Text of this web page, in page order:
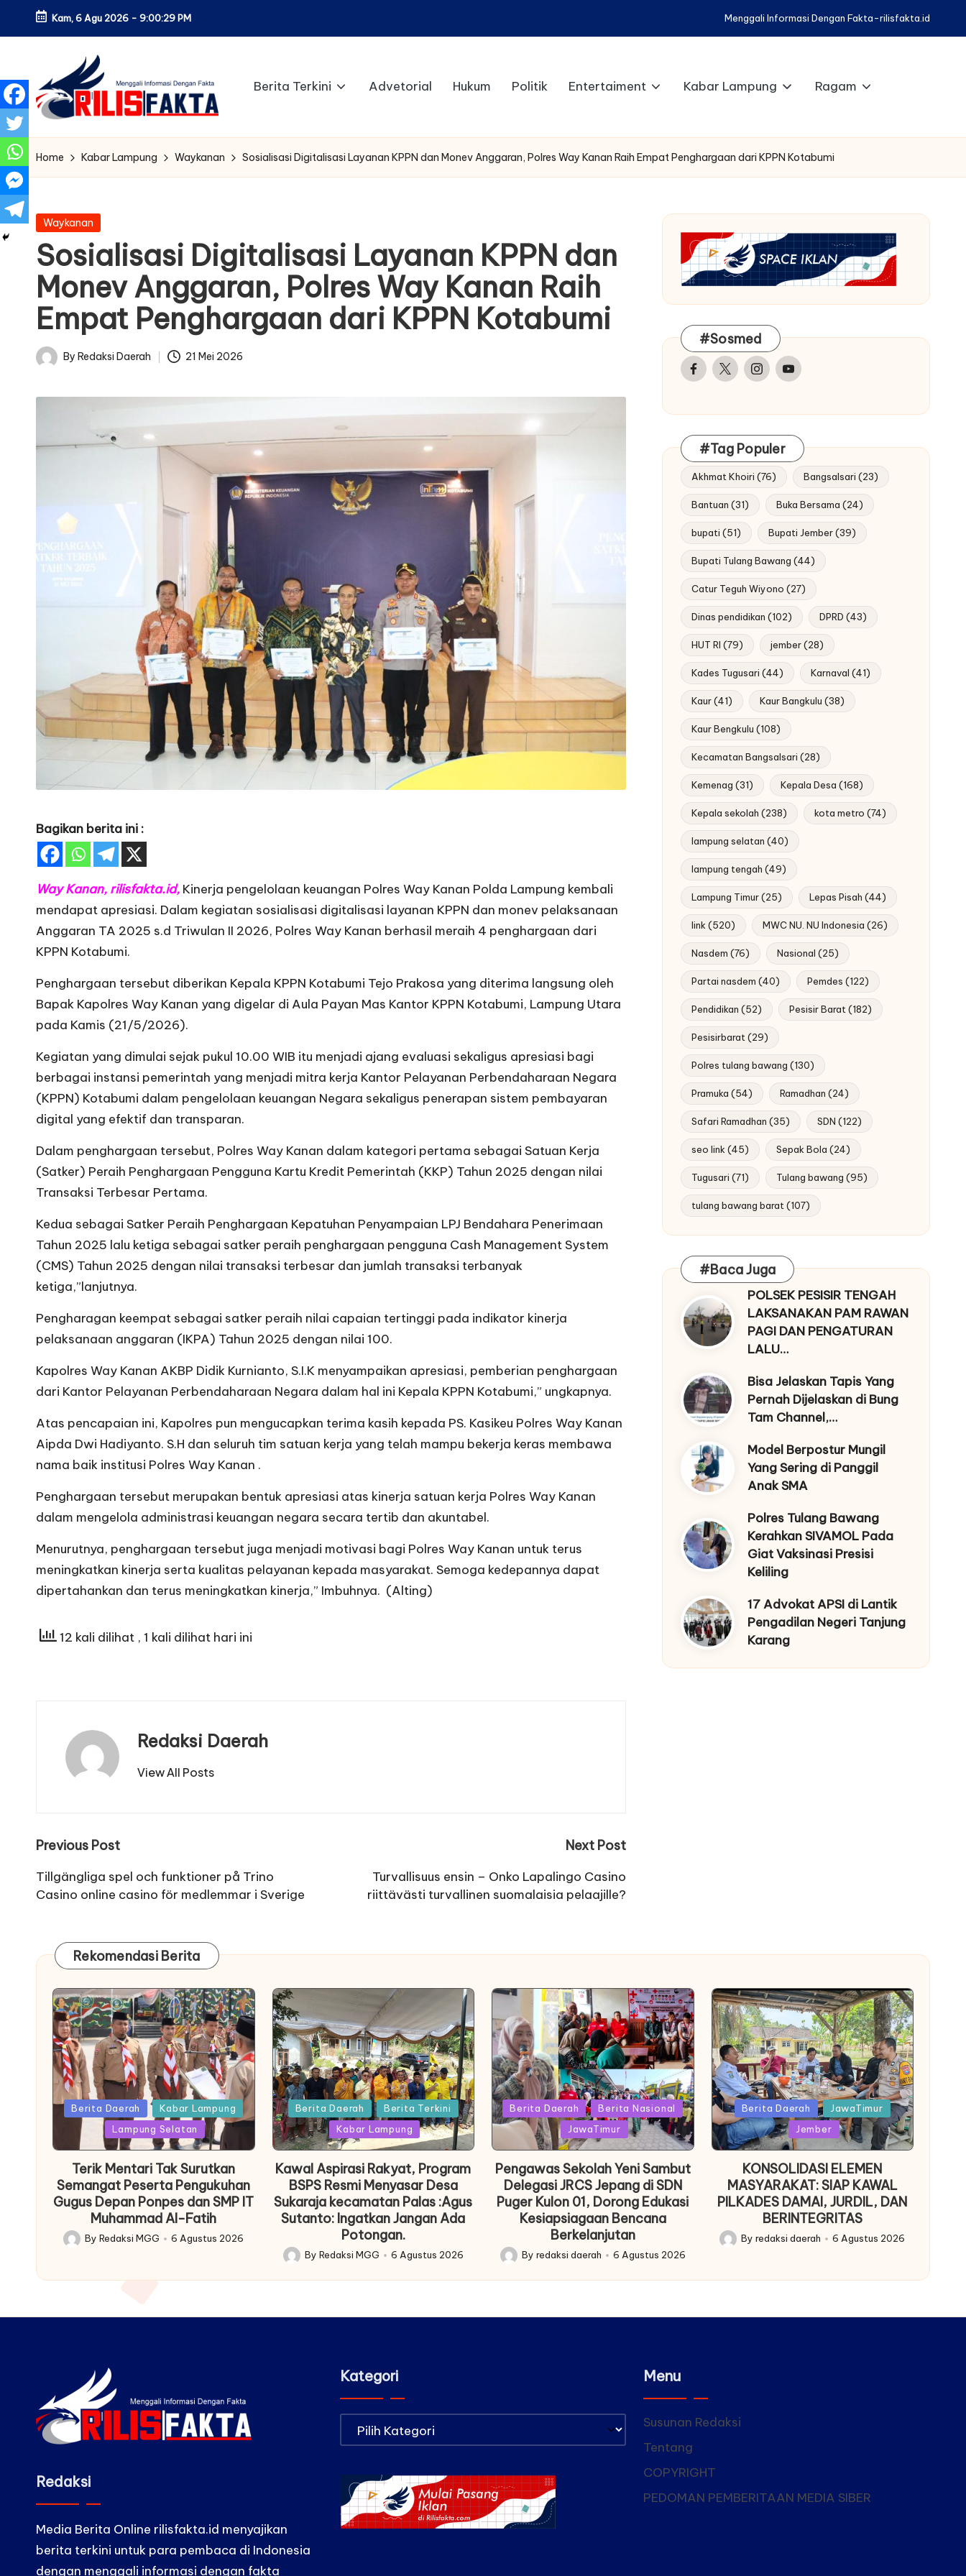
Skip
content
Kam, 6 Agu 2026 - 9:00:30 PM Menggali Informasi Dengan Fakta-rilisfakta.id
Berita Terkini Advetorial Hukum Politik Entertaiment Kabar Lampung Ragam
Home Kabar Lampung Waykanan Sosialisasi Digitalisasi Layanan KPPN dan Monev Anggaran, Polres Way Kanan Raih Empat Penghargaan dari KPPN Kotabumi
Posted
Waykanan
Sosialisasi Digitalisasi Layanan KPPN dan
Monev Anggaran, Polres Way Kanan Raih
Empat Penghargaan dari KPPN Kotabumi
Posted
By Redaksi Daerah 21 Mei 2026
Bagikan berita ini :
Way Kanan, rilisfakta.id, Kinerja pengelolaan keuangan Polres Way Kanan Polda Lampung kembali
mendapat apresiasi. Dalam kegiatan sosialisasi digitalisasi layanan KPPN dan monev pelaksanaan
Anggaran TA 2025 s.d Triwulan II 2026, Polres Way Kanan berhasil meraih 4 penghargaan dari
KPPN Kotabumi.
Penghargaan tersebut diberikan Kepala KPPN Kotabumi Tejo Prakosa yang diterima langsung oleh
Bapak Kapolres Way Kanan yang digelar di Aula Payan Mas Kantor KPPN Kotabumi, Lampung Utara
pada Kamis (21/5/2026).
Kegiatan yang dimulai sejak pukul 10.00 WIB itu menjadi ajang evaluasi sekaligus apresiasi bagi
berbagai instansi pemerintah yang menjadi mitra kerja Kantor Pelayanan Perbendaharaan Negara
(KPPN) Kotabumi dalam pengelolaan keuangan Negara sekaligus penerapan sistem pembayaran
digital yang efektif dan transparan.
Dalam penghargaan tersebut, Polres Way Kanan dalam kategori pertama sebagai Satuan Kerja
(Satker) Peraih Penghargaan Pengguna Kartu Kredit Pemerintah (KKP) Tahun 2025 dengan nilai
Transaksi Terbesar Pertama.
Kedua sebagai Satker Peraih Penghargaan Kepatuhan Penyampaian LPJ Bendahara Penerimaan
Tahun 2025 lalu ketiga sebagai satker peraih penghargaan pengguna Cash Management System
(CMS) Tahun 2025 dengan nilai transaksi terbesar dan jumlah transaksi terbanyak
ketiga,”lanjutnya.
Pengharagan keempat sebagai satker peraih nilai capaian tertinggi pada indikator kinerja
pelaksanaan anggaran (IKPA) Tahun 2025 dengan nilai 100.
Kapolres Way Kanan AKBP Didik Kurnianto, S.I.K menyampaikan apresiasi, pemberian penghargaan
dari Kantor Pelayanan Perbendaharaan Negara dalam hal ini Kepala KPPN Kotabumi,” ungkapnya.
Atas pencapaian ini, Kapolres pun mengucapkan terima kasih kepada PS. Kasikeu Polres Way Kanan
Aipda Dwi Hadiyanto. S.H dan seluruh tim satuan kerja yang telah mampu bekerja keras membawa
nama baik institusi Polres Way Kanan .
Penghargaan tersebut merupakan bentuk apresiasi atas kinerja satuan kerja Polres Way Kanan
dalam mengelola administrasi keuangan negara secara tertib dan akuntabel.
Menurutnya, penghargaan tersebut juga menjadi motivasi bagi Polres Way Kanan untuk terus
meningkatkan kinerja serta kualitas pelayanan kepada masyarakat. Semoga kedepannya dapat
dipertahankan dan terus meningkatkan kinerja,” Imbuhnya. (Alting)
12 kali dilihat , 1 kali dilihat hari ini
Redaksi Daerah
View All Posts
Post
navigation
Previous Post
Tillgängliga spel och funktioner på Trino
Casino online casino för medlemmar i Sverige
Next Post
Turvallisuus ensin – Onko Lapalingo Casino
riittävästi turvallinen suomalaisia pelaajille?
#Sosmed
Facebook
TwitterInstagram
Youtube
#Tag Populer
Akhmat Khoiri (76) Bangsalsari (23)
Bantuan (31) Buka Bersama (24)
bupati (51) Bupati Jember(39)
Bupati Tulang Bawang (44)
Catur Teguh Wiyono (27)
Dinas pendidikan (102) DPRD (43)
HUT RI (79) jember(28)
Kades Tugusari (44) Karnaval (41)
Kaur(41) Kaur Bangkulu (38)
Kaur Bengkulu (108)
Kecamatan Bangsalsari (28)
Kemenag (31) Kepala Desa (168)
Kepala sekolah (238) kota metro (74)
lampung selatan (40)
lampung tengah (49)
Lampung Timur(25) Lepas Pisah (44)
link (520) MWC NU. NU Indonesia (26)
Nasdem (76) Nasional (25)
Partai nasdem (40) Pemdes (122)
Pendidikan (52) Pesisir Barat (182)
Pesisirbarat (29)
Polres tulang bawang (130)
Pramuka (54) Ramadhan (24)
Safari Ramadhan (35) SDN (122)
seo link (45) Sepak Bola (24)
Tugusari (71) Tulang bawang (95)
tulang bawang barat (107)
#Baca Juga
POLSEK PESISIR TENGAH
LAKSANAKAN PAM RAWAN
PAGI DAN PENGATURAN
LALU…
Bisa Jelaskan Tapis Yang
Pernah Dijelaskan di Bung
Tam Channel,…
Model Berpostur Mungil
Yang Sering di Panggil
Anak SMA
Polres Tulang Bawang
Kerahkan SIVAMOL Pada
Giat Vaksinasi Presisi
Keliling
17 Advokat APSI di Lantik
Pengadilan Negeri Tanjung
Karang
Rekomendasi Berita
Posted
Berita Daerah
Kabar Lampung
Lampung Selatan
Terik Mentari Tak Surutkan
Semangat Peserta Pengukuhan
Gugus Depan Ponpes dan SMP IT
Muhammad Al-Fatih
Posted
ByRedaksi MGG 6 Agustus 2026
Posted
in
Berita Daerah
Berita Terkini
Kabar Lampung
Kawal Aspirasi Rakyat, Program
BSPS Resmi Menyasar Desa
Sukaraja kecamatan Palas :Agus
Sutanto: Ingatkan Jangan Ada
Potongan.
Posted
by
By Redaksi MGG 6 Agustus 2026
Posted
in
Berita Daerah
Berita Nasional
JawaTimur
Pengawas Sekolah Yeni Sambut
Delegasi JRCS Jepang di SDN
Puger Kulon 01, Dorong Edukasi
Kesiapsiagaan Bencana
Berkelanjutan
Posted
by
By redaksi daerah 6 Agustus 2026
Posted
in
Berita Daerah
JawaTimur
Jember
KONSOLIDASI ELEMEN
MASYARAKAT: SIAP KAWAL
PILKADES DAMAI, JURDIL, DAN
BERINTEGRITAS
Posted
Byredaksi daerah 6 Agustus 2026
Redaksi
Media Berita Online rilisfakta.id menyajikan
berita terkini untuk para pembaca di Indonesia
dengan menggali informasi dengan fakta
Kategori
Kategori
Menu
Susunan Redaksi
Tentang
COPYRIGHT
PEDOMAN PEMBERITAAN MEDIA SIBER